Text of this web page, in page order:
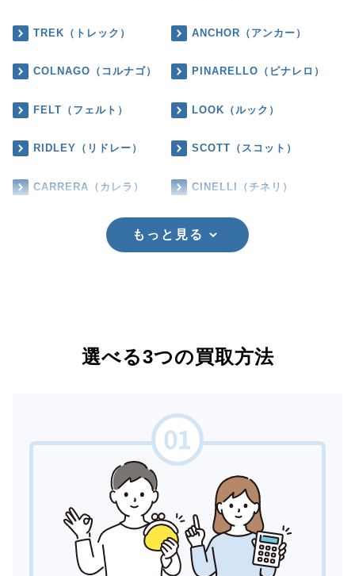
TREK（トレック） ANCHOR（アンカー）
COLNAGO（コルナゴ） PINARELLO（ピナレロ）
FELT（フェルト） LOOK（ルック）
RIDLEY（リドレー） SCOTT（スコット）
CARRERA（カレラ） CINELLI（チネリ）
もっと見る
選べる3つの買取方法